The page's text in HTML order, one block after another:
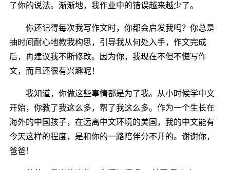
了你的说法。渐渐地，我作业中的错误越来越少了。
你还记得每次我写作文时，你都会启发我吗？你总是
抽时间耐心地教我构思，引导我从何处入手，作文完成
后，再建议我不断修改。因为你，我现在不但不憷写作
文，而且还很有兴趣呢！
我知道，你做这些事情都是为了我。从小时候学中文
开始，你教了我这么多，帮了我这么多。作为一个生长在
海外的中国孩子，在远离中文环境的美国，我的中文能有
今天这样的程度，是和你的一路陪伴分不开的。谢谢你，
爸爸！